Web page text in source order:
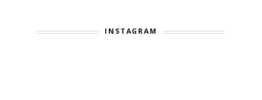
INSTAGRAM